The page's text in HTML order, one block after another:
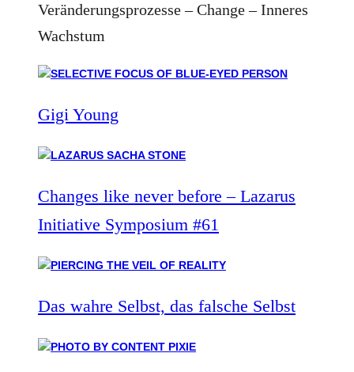
Veränderungsprozesse – Change – Inneres
Wachstum
Gigi Young
Changes like never before – Lazarus
Initiative Symposium #61
Das wahre Selbst, das falsche Selbst